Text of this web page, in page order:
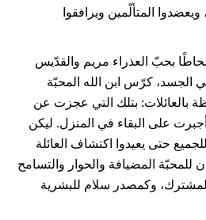
المتألّمين ويرافقوا
بحبّ العذراء مريم والقدّيس
الجسد، كرّس ابن الله المحبّة
بالعائلات: بتلك التي عجزت عن
أجبرت على البقاء في المنزل. ليكن
حتى يعيدوا اكتشاف العائلة
للمحبّة المضيافة والحوار والتسامح
وكمصدر سلام للبشرية